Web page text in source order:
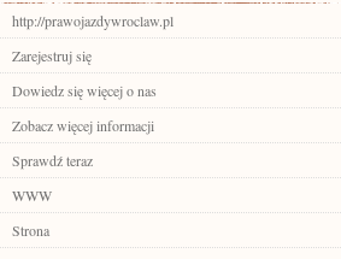
http://prawojazdywroclaw.pl
Zarejestruj się
Dowiedz się więcej o nas
Zobacz więcej informacji
Sprawdź teraz
WWW
Strona